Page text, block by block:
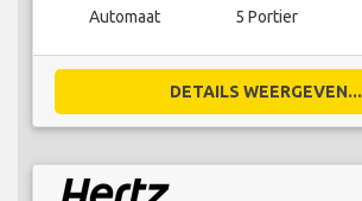
Automaat 5 Portier
DETAILS WEERGEVEN...